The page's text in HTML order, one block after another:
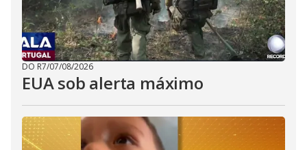
DO R7/07/08/2026
EUA sob alerta máximo